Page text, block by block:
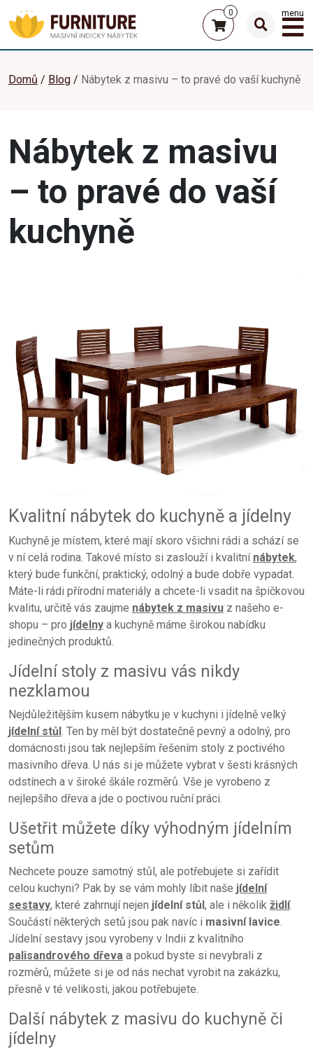
0 menu
Domů Blog Nábytek z masivu – to pravé do vaší kuchyně
Nábytek z masivu
– to pravé do vaší
kuchyně
Kvalitní nábytek do kuchyně a jídelny
Kuchyně je místem, které mají skoro všichni rádi a schází se
v ní celá rodina. Takové místo si zaslouží i kvalitní nábytek,
který bude funkční, praktický, odolný a bude dobře vypadat.
Máte-li rádi přírodní materiály a chcete-li vsadit na špičkovou
kvalitu, určitě vás zaujme nábytek z masivu z našeho e-
shopu – pro jídelny a kuchyně máme širokou nabídku
jedinečných produktů.
Jídelní stoly z masivu vás nikdy
nezklamou
Nejdůležitějším kusem nábytku je v kuchyni i jídelně velký
jídelní stůl. Ten by měl být dostatečně pevný a odolný, pro
domácnosti jsou tak nejlepším řešením stoly z poctivého
masivního dřeva. U nás si je můžete vybrat v šesti krásných
odstínech a v široké škále rozměrů. Vše je vyrobeno z
nejlepšího dřeva a jde o poctivou ruční práci.
Ušetřit můžete díky výhodným jídelním
setům
Nechcete pouze samotný stůl, ale potřebujete si zařídit
celou kuchyni? Pak by se vám mohly líbit naše jídelní
sestavy, které zahrnují nejen jídelní stůl, ale i několik židlí.
Součástí některých setů jsou pak navíc i masivní lavice.
Jídelní sestavy jsou vyrobeny v Indii z kvalitního
palisandrového dřeva a pokud byste si nevybrali z
rozměrů, můžete si je od nás nechat vyrobit na zakázku,
přesně v té velikosti, jakou potřebujete.
Další nábytek z masivu do kuchyně či
jídelny